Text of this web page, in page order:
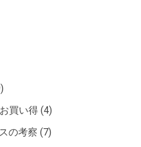
買い得 (4)
の考察 (7)